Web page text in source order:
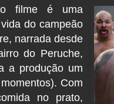
o filme é uma
do campeão
narrada desde
do Peruche,
a produção um
Com
no prato,